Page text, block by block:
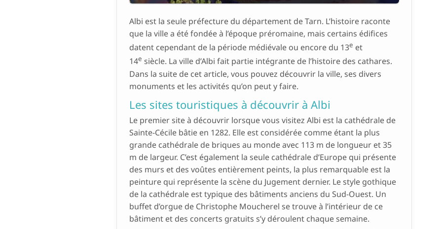
Albi est la seule préfecture du département de Tarn. L’histoire raconte
que la ville a été fondée à l’époque préromaine, mais certains édifices
datent cependant de la période médiévale ou encore du 13e et
14e siècle. La ville d’Albi fait partie intégrante de l’histoire des cathares.
Dans la suite de cet article, vous pouvez découvrir la ville, ses divers
monuments et les activités qu’on peut y faire.
Les sites touristiques à découvrir à Albi
Le premier site à découvrir lorsque vous visitez Albi est la cathédrale de
Sainte-Cécile bâtie en 1282. Elle est considérée comme étant la plus
grande cathédrale de briques au monde avec 113 m de longueur et 35
m de largeur. C’est également la seule cathédrale d’Europe qui présente
des murs et des voûtes entièrement peints, la plus remarquable est la
peinture qui représente la scène du Jugement dernier. Le style gothique
de la cathédrale est typique des bâtiments anciens du Sud-Ouest. Un
buffet d’orgue de Christophe Moucherel se trouve à l’intérieur de ce
bâtiment et des concerts gratuits s’y déroulent chaque semaine.